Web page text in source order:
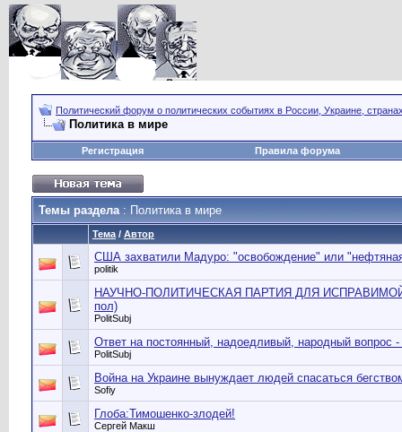
Политический форум о политических событиях в России, Украине,
Политика в мире
Регистрация Правила форума
Темы раздела: Политика в мире
Тема / Автор
США захватили Мадуро: "освобождение" или
politik
НАУЧНО-ПОЛИТИЧЕСКАЯ ПАРТИЯ ДЛЯ
пол)
PolitSubj
Ответ на постоянный, надоедливый, народный вопрос -
PolitSubj
Война на Украине вынуждает людей спасаться
Sofiy
Глоба:Тимошенко-злодей!
Сергей Макш